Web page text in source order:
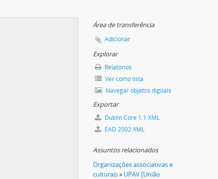
apontamentos
Mário Branco
Área de transferência
Adicionar
Explorar
Relatórios
Ver como lista
Navegar objetos digitais
Exportar
Dublin Core 1.1 XML
EAD 2002 XML
Assuntos relacionados
Organizações associativas e
culturais» UPAV [União